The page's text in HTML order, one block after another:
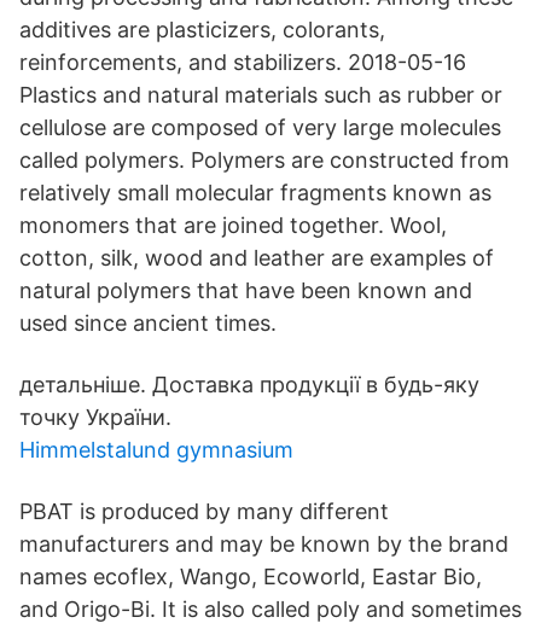
additives are plasticizers, colorants,
reinforcements, and stabilizers. 2018-05-16
Plastics and natural materials such as rubber or
cellulose are composed of very large molecules
called polymers. Polymers are constructed from
relatively small molecular fragments known as
monomers that are joined together. Wool,
cotton, silk, wood and leather are examples of
natural polymers that have been known and
used since ancient times.
детальніше. Доставка продукції в будь-яку
точку України.
Himmelstalund gymnasium
PBAT is produced by many different
manufacturers and may be known by the brand
names ecoflex, Wango, Ecoworld, Eastar Bio,
and Origo-Bi. It is also called poly and sometimes